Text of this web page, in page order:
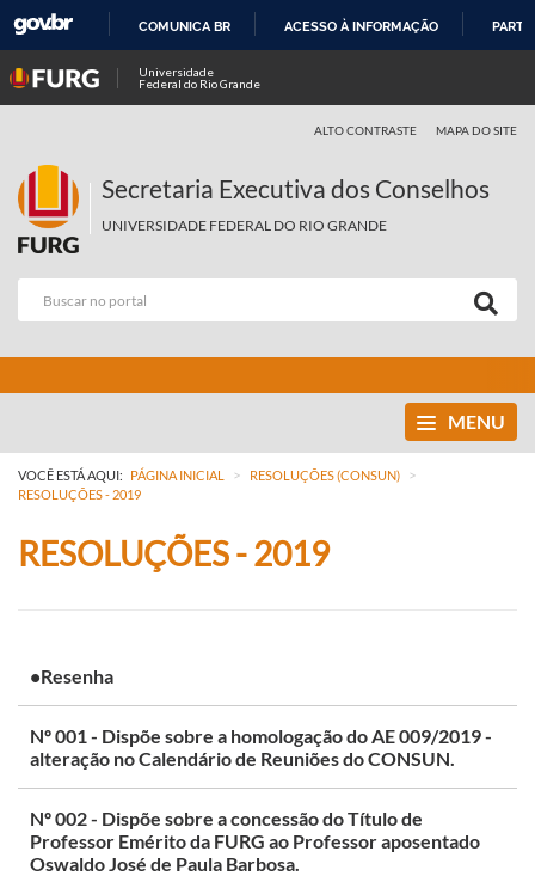
COMUNICA BR ACESSO À INFORMAÇÃO
Universidade
Federal do Rio Grande
ALTO CONTRASTE MAPA DO SITE
Secretaria Executiva dos Conselhos
UNIVERSIDADE FEDERAL DO RIO GRANDE
MENU
VOCÊ ESTÁ AQUI: PÁGINA INICIAL > RESOLUÇÕES (CONSUN) >
RESOLUÇÕES - 2019
RESOLUÇÕES - 2019
•Resenha
Nº 001 - Dispõe sobre a homologação do AE 009/2019 -
alteração no Calendário de Reuniões do CONSUN.
Nº 002 - Dispõe sobre a concessão do Título de
Professor Emérito da FURG ao Professor aposentado
Oswaldo José de Paula Barbosa.